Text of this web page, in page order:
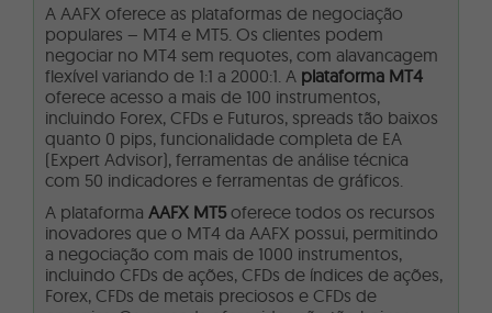
A AAFX oferece as plataformas de negociação
populares – MT4 e MT5. Os clientes podem
negociar no MT4 sem requotes, com alavancagem
flexível variando de 1:1 a 2000:1. A plataforma MT4
oferece acesso a mais de 100 instrumentos,
incluindo Forex, CFDs e Futuros, spreads tão baixos
quanto 0 pips, funcionalidade completa de EA
(Expert Advisor), ferramentas de análise técnica
com 50 indicadores e ferramentas de gráficos.
A plataforma AAFX MT5 oferece todos os recursos
inovadores que o MT4 da AAFX possui, permitindo
a negociação com mais de 1000 instrumentos,
incluindo CFDs de ações, CFDs de índices de ações,
Forex, CFDs de metais preciosos e CFDs de